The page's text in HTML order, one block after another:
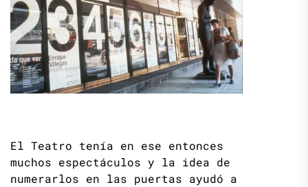
El Teatro tenía en ese entonces
muchos espectáculos y la idea de
numerarlos en las puertas ayudó a